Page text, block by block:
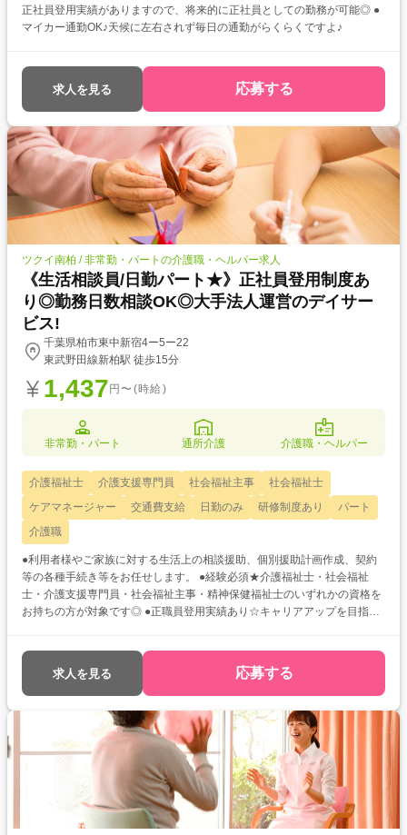
正社員登用実績がありますので、将来的に正社員としての勤務が可能◎ ●
マイカー通勤OK♪天候に左右されず毎日の通勤がらくらくですよ♪
求人を見る 応募する
ツクイ南柏 / 非常勤・パートの介護職・ヘルパー求人
《生活相談員/日勤パート★》正社員登用制度あ
り◎勤務日数相談OK◎大手法人運営のデイサー
ビス!
千葉県柏市東中新宿4ー5ー22
東武野田線新柏駅 徒歩15分
1,437 円〜(時給)
非常勤・パート 通所介護 介護職・ヘルパー
介護福祉士 介護支援専門員 社会福祉主事
社会福祉士
ケアマネージャー
交通費支給 日勤のみ 研修制度あり
パート
介護職
●利用者様やご家族に対する生活上の相談援助、個別援助計画作成、契約
等の各種手続き等をお任せします。 ●経験必須★介護福祉士・社会福祉
士・介護支援専門員・社会福祉主事・精神保健福祉士のいずれかの資格を
お持ちの方が対象です◎ ●正職員登用実績あり☆キャリアアップを目指し
求人を見る 応募する